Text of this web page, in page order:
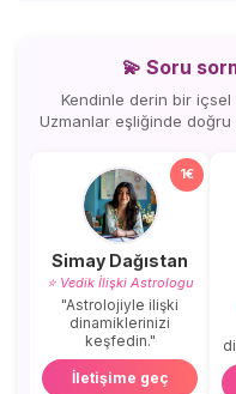
💫 Soru
Kendinle derin bir içsel
Uzmanlar eşliğinde doğru
1€
Simay Dağıstan
⭐ Vedik İlişki Astrologu
"Astrolojiyle ilişki
dinamiklerinizi
keşfedin."
İletişime geç